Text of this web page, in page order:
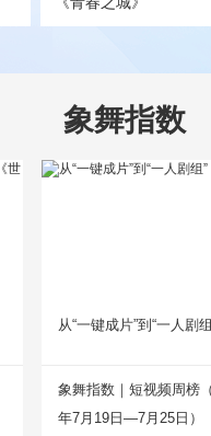
象舞指数
从“一键成片”到“一人剧
象舞指数｜短视频周榜
年7月19日—7月25日）